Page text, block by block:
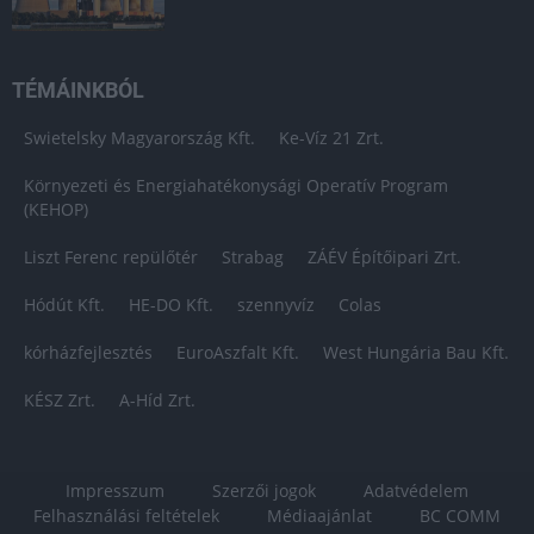
TÉMÁINKBÓL
Swietelsky Magyarország Kft. Ke-Víz 21 Zrt.
Környezeti és Energiahatékonysági Operatív Program
(KEHOP)
Liszt Ferenc repülőtér Strabag ZÁÉV Építőipari Zrt.
Hódút Kft. HE-DO Kft. szennyvíz Colas
kórházfejlesztés EuroAszfalt Kft. West Hungária Bau Kft.
KÉSZ Zrt. A-Híd Zrt.
Impresszum Szerzői jogok
Adatvédelem
Felhasználási feltételek
Médiaajánlat
BC COMM